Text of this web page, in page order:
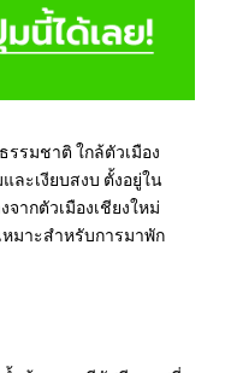
รรมชาติ ใกล้ตัวเมือง
ละเงียบสงบ ตั้งอยู่ใน
จากตัวเมืองเชียงใหม่
มาะสำหรับการมาพัก